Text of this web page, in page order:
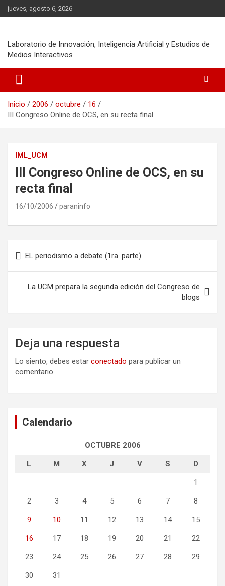
Saltar
al
jueves, agosto 6, 2026
Laboratorio de Innovación, Inteligencia Artificial y Estudios de
Medios Interactivos
Inicio 2006 octubre
16
III Congreso Online de OCS, en su recta final
IML_UCM
III Congreso Online de OCS, en su
recta final
16/10/2006 paraninfo
de
entradas
EL periodismo a debate (1ra. parte)
La UCM prepara la segunda edición del Congreso de
blogs
Deja una respuesta
Lo siento, debes estar conectado para publicar un
comentario.
Calendario
OCTUBRE 2006
L M X J V S D
1
2 3 4 5 6 7 8
9 10 11 12 13 14 15
16 17 18 19 20 21 22
23 24 25 26 27 28 29
30 31